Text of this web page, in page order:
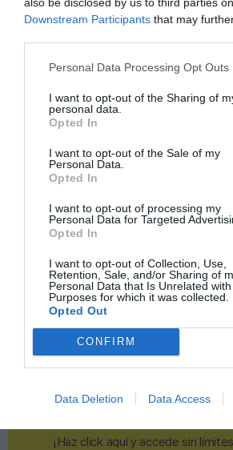
Downstream Participants that may
Personal Data Processing Opt Outs
I want to opt-out of the Sharing of
personal data.
Opted In
I want to opt-out of the Sale of my
Personal Data.
Opted In
I want to opt-out of processing my
Personal Data for Targeted
Opted In
I want to opt-out of Collection, Use,
Retention, Sale, and/or Sharing of
Personal Data that Is Unrelated
Purposes for which it was collected.
Opted Out
CONFIRM
Data Deletion Data Access
Publicidad
2Playbook Club
¡Haz click aquí y accede sin